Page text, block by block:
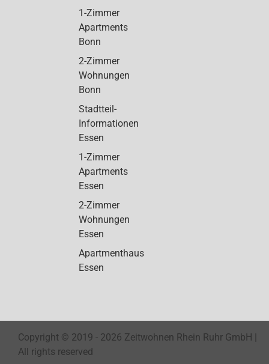
1-Zimmer
Apartments
Bonn
2-Zimmer
Wohnungen
Bonn
Stadtteil-
Informationen
Essen
1-Zimmer
Apartments
Essen
2-Zimmer
Wohnungen
Essen
Apartmenthaus
Essen
Copyright © 2019 - 2026 Zeitwohnen Rhein Ruhr GmbH |
All rights reserved